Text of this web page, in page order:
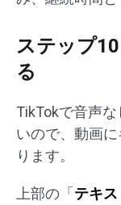
ステップ
る
TikTokで音声
いので、動画
ります。
上部の「テキス